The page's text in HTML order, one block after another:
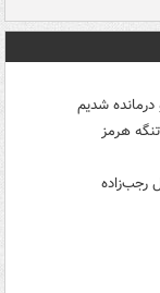
هرمز
رجب‌زاده